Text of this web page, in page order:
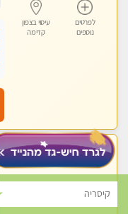
קיסריה
לפרטים
נוספים
עיסוי בצפון
קדימה